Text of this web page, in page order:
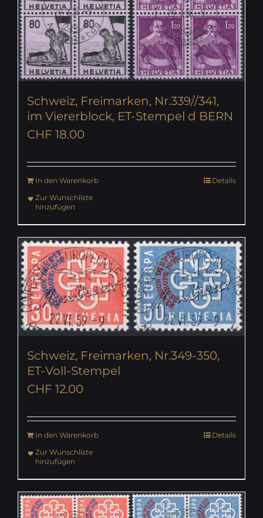
Schweiz, Freimarken, Nr.339//341,
im Viererblock, ET-Stempel d BERN
CHF 18.00
In den Warenkorb
Details
Zur Wunschliste
hinzufügen
Schweiz, Freimarken, Nr.349-350,
ET-Voll-Stempel
CHF 12.00
In den Warenkorb
Details
Zur Wunschliste
hinzufügen